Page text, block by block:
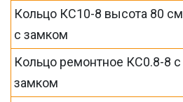
Кольцо КС10-8 высота 80 см
с замком
Кольцо ремонтное КС0.8-8 с
замком